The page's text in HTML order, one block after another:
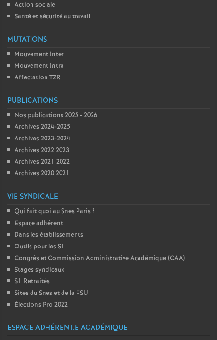
Action sociale
Santé et sécurité au travail
MUTATIONS
Mouvement Inter
Mouvement Intra
Affectation TZR
PUBLICATIONS
Nos publications 2025 - 2026
Archives 2024-2025
Archives 2023-2024
Archives 2022 2023
Archives 2021 2022
Archives 2020 2021
VIE SYNDICALE
Qui fait quoi au Snes Paris ?
Espace adhérent
Dans les établissements
Outils pour les S1
Congrès et Commission Administrative Académique (CAA)
Stages syndicaux
S1 Retraités
Sites du Snes et de la FSU
Élections Pro 2022
ESPACE ADHÉRENT.E ACADÉMIQUE